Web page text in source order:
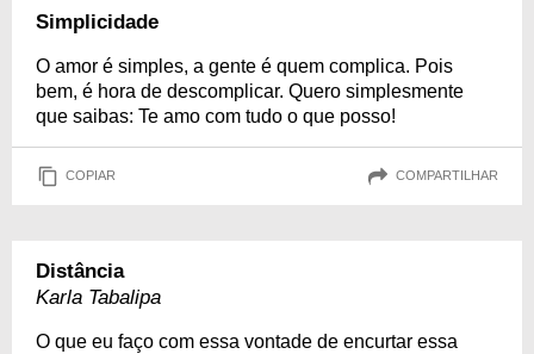
Simplicidade
O amor é simples, a gente é quem complica. Pois
bem, é hora de descomplicar. Quero simplesmente
que saibas: Te amo com tudo o que posso!
COPIAR COMPARTILHAR
Distância
Karla Tabalipa
O que eu faço com essa vontade de encurtar essa